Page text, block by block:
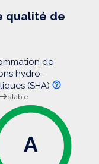
qualité de
de
hydro-
(SHA)
stable
A